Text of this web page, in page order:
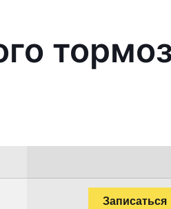
Записаться